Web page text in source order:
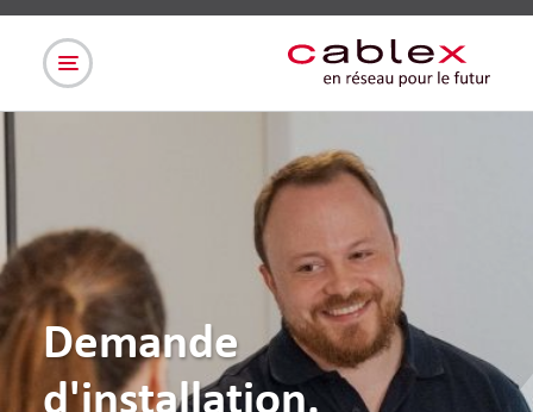
Demande
d'installation.